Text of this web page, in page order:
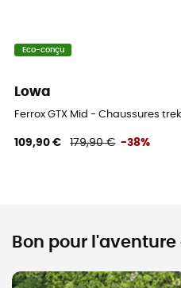
Eco-conçu
Lowa
Ferrox GTX Mid - Chaussures
109,90 € 179,90 € -38%
Bon pour